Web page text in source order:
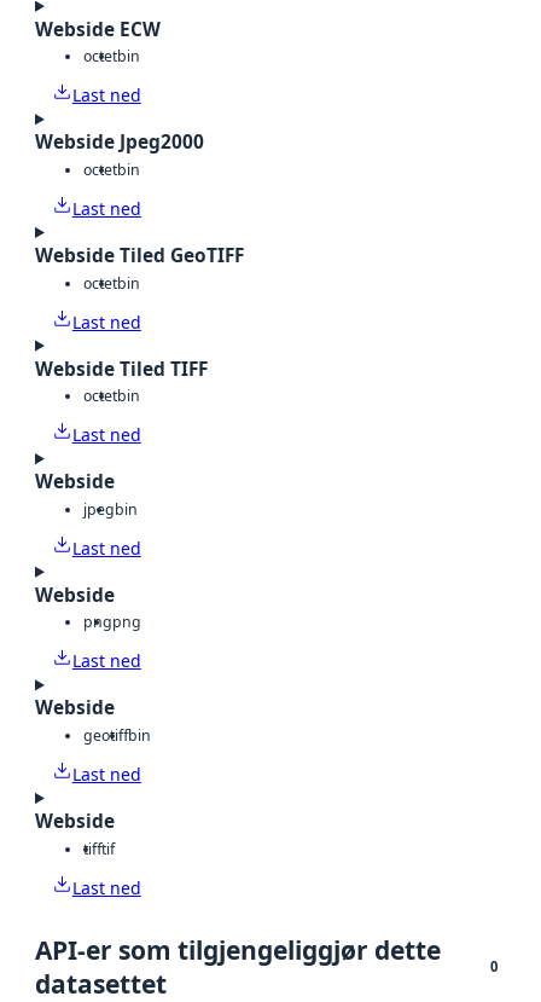
Webside ECW
octetbin
Last ned
Webside Jpeg2000
octetbin
Last ned
Webside Tiled GeoTIFF
octetbin
Last ned
Webside Tiled TIFF
octetbin
Last ned
Webside
jpegbin
Last ned
Webside
pngpng
Last ned
Webside
geotiffbin
Last ned
Webside
tifftif
Last ned
API-er som tilgjengeliggjør dette
datasettet
0